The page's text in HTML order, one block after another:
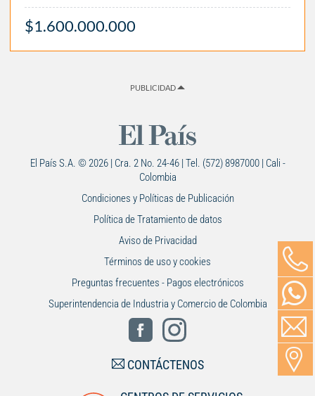
$1.600.000.000
PUBLICIDAD
El País S.A. © 2026 | Cra. 2 No. 24-46 | Tel. (572) 8987000 | Cali -
Colombia
Condiciones y Políticas de Publicación
Política de Tratamiento de datos
Aviso de Privacidad
Términos de uso y cookies
Preguntas frecuentes - Pagos electrónicos
Superintendencia de Industria y Comercio de Colombia
CONTÁCTENOS